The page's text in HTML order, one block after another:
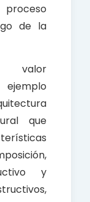
de la
valor
que
y